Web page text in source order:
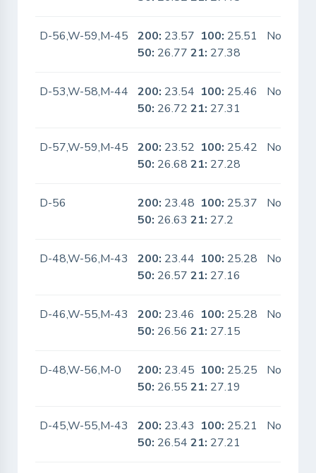
D-56,W-59,M-45 200: 23.57 100: 25.51
50: 26.7721: 27.38
No
D-53,W-58,M-44 200: 23.54 100: 25.46
50: 26.7221: 27.31
No
D-57,W-59,M-45 200: 23.52 100: 25.42
50: 26.6821: 27.28
No
D-56 200: 23.48 100: 25.37
50: 26.6321: 27.2
No
D-48,W-56,M-43 200: 23.44 100: 25.28
50: 26.5721: 27.16
No
D-46,W-55,M-43 200: 23.46 100: 25.28
50: 26.5621: 27.15
No
D-48,W-56,M-0 200: 23.45 100: 25.25
50: 26.5521: 27.19
No
D-45,W-55,M-43 200: 23.43 100: 25.21
50: 26.5421: 27.21
No